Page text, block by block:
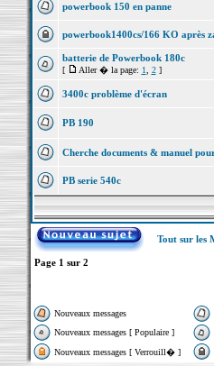
powerbook 150 en panne
powerbook1400cs/166 KO après
batterie de Powerbook 180c
[ Aller � la page: 1 2]
3400c problème d'écran
PB 190
Cherche documents & manuel
PB serie 540c
Tout sur les
Page 1 sur 2
Nouveaux messages
Nouveaux messages [ Populaire ]
Nouveaux messages [ Verrouill� ]